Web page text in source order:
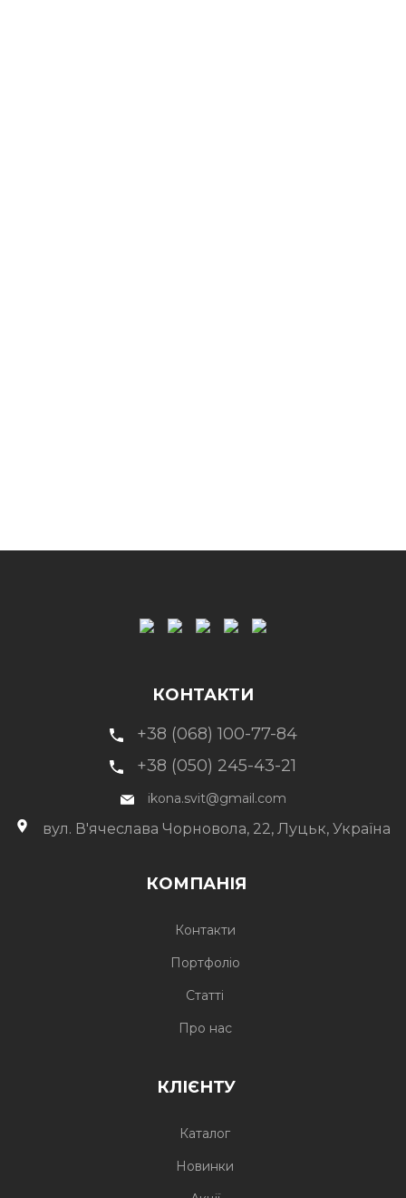
КОМПАНІЯ
Контакти
Портфоліо
Статті
Про нас
КЛІЄНТУ
Каталог
Новинки
КОНТАКТИ
+38 (068) 100-77-84
+38 (050) 245-43-21
ikona.svit@gmail.com
вул. В'ячеслава Чорновола, 22, Луцьк, Україна